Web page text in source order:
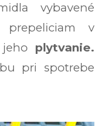
vybavené
prepeliciam v
plytvanie.
pri spotrebe